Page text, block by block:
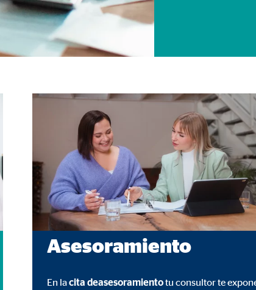
Asesoramiento
En lacita deasesoramientotu consultor te
Google Ireland Ltd.
google_maps
Google Ireland Ltd.
Incorporación de mapas interactivos de Google
24 meses